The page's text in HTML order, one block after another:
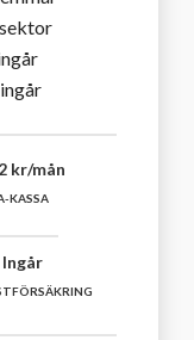
KASSA
kr/mån
Ingår